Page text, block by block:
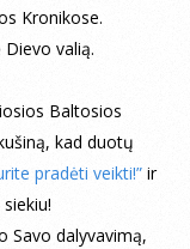
Kronikose.
valią.
Baltosios
kad duotų
pradėti veikti!” ir
Savo dalyvavimą,